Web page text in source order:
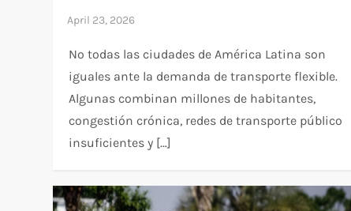
No todas las ciudades de América Latina son
iguales ante la demanda de transporte flexible.
Algunas combinan millones de habitantes,
congestión crónica, redes de transporte público
insuficientes y […]